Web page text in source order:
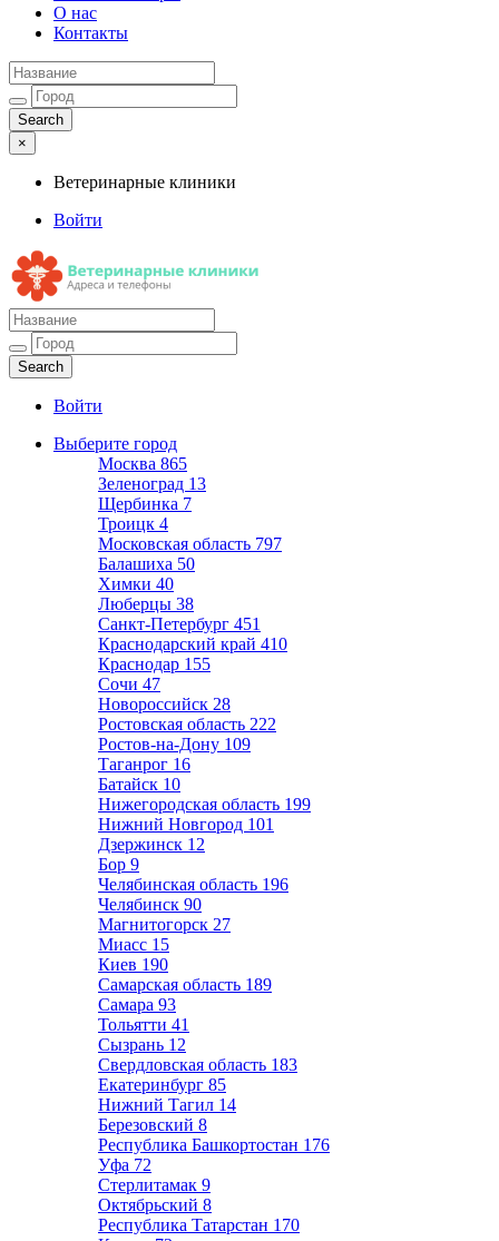
О нас
Контакты
×
Ветеринарные клиники
Войти
Ветеринарные клиники
Адреса и телефоны
Войти
Выберите город
Москва 865
Зеленоград 13
Щербинка 7
Троицк 4
Московская область 797
Балашиха 50
Химки 40
Люберцы 38
Санкт-Петербург 451
Краснодарский край 410
Краснодар 155
Сочи 47
Новороссийск 28
Ростовская область 222
Ростов-на-Дону 109
Таганрог 16
Батайск 10
Нижегородская область 199
Нижний Новгород 101
Дзержинск 12
Бор 9
Челябинская область 196
Челябинск 90
Магнитогорск 27
Миасс 15
Киев 190
Самарская область 189
Самара 93
Тольятти 41
Сызрань 12
Свердловская область 183
Екатеринбург 85
Нижний Тагил 14
Березовский 8
Республика Башкортостан 176
Уфа 72
Стерлитамак 9
Октябрьский 8
Республика Татарстан 170